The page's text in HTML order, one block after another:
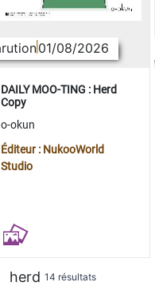
01/08/2026
DAILY MOO-TING : Herd
Copy
o-okun
Éditeur : NukooWorld
Studio
herd 14 résultats